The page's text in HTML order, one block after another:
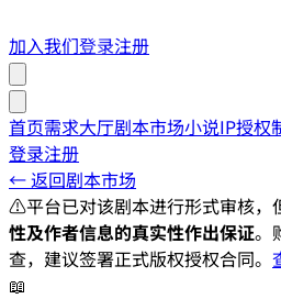
加入我们登录注册
首页需求大厅剧本市场小说IP授权
登录注册
← 返回剧本市场
⚠️平台已对该剧本进行形式审核，
性及作者信息的真实性作出保证。
查，建议签署正式版权授权合同。
📖